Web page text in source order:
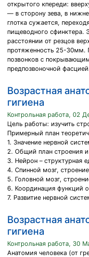
открытого кпереди:
— в сторону зева, в
глотка сужается,
пищеводного сфинктера.
расстоянии от резцов
протяженность 25-30мм.
позвонков с
предпозвоночной
Возрастная
гигиена
Контрольная работа, 02
Цель работы: изучить
Примерный план
1. Значение нервной
2. Общий план строения
3. Нейрон – структурная
4. Спинной мозг,
5. Головной мозг,
6. Координация функций
7. Развитие нервной
Возрастная
гигиена
Контрольная работа, 30
Анатомия человека (от